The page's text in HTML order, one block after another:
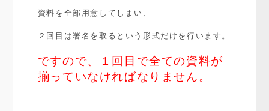
資料を全部用意してしまい、
２回目は署名を取るという形式だけを行います。
ですので、１回目で全ての資料が
揃っていなければなりません。